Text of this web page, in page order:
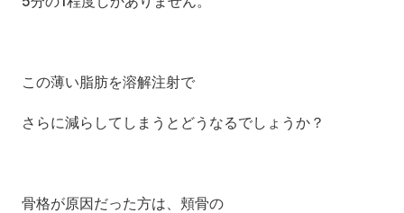
この薄い脂肪を溶解注射で
さらに減らしてしまうとどうなるでしょうか？
骨格が原因だった方は、頬骨の